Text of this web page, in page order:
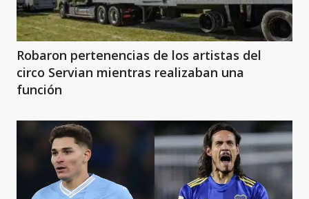
Robaron pertenencias de los artistas del
circo Servian mientras realizaban una
función